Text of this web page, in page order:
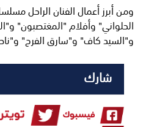
ومن أبرز أعمال الفنان الراحل
الحلواني" وأفلام "المغتصبون"
و"السيد كاف" و"سارق الفرح" و"ناصر
شارك